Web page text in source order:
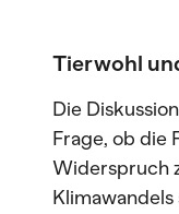
Tierwohl
Die
Frage, ob die
Widerspruch